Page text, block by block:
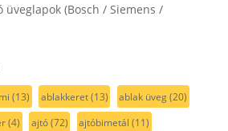
üveglapok (Bosch / Siemens /
(13) ablakkeret(13) ablak üveg(20)
(4) ajtó(72) ajtóbimetál (11)